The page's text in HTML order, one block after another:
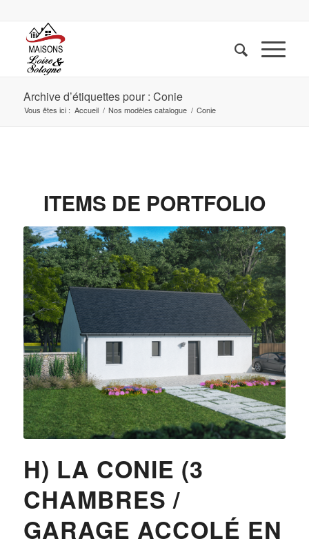
Archive d’étiquettes pour : Conie
Vous êtes ici : Accueil / Nos modèles catalogue / Conie
ITEMS DE PORTFOLIO
H) LA CONIE (3
CHAMBRES /
GARAGE ACCOLÉ EN